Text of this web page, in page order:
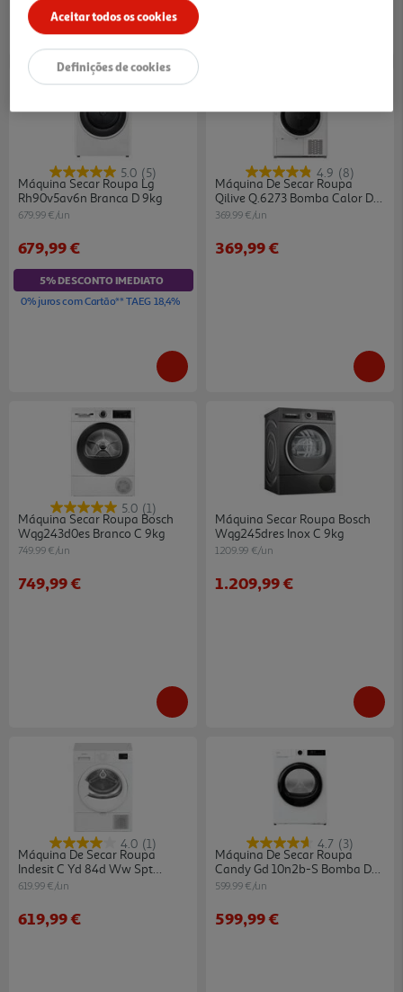
5.0 (5)
Máquina Secar Roupa Lg
Rh90v5av6n Branca D 9kg
679.99 €/un
679,99 €
5% DESCONTO IMEDIATO
0% juros com Cartão** TAEG 18,4%
4.9 (8)
Máquina De Secar Roupa
Qilive Q.6273 Bomba Calor D
8kg
369.99 €/un
369,99 €
5.0 (1)
Máquina Secar Roupa Bosch
Wqg243d0es Branco C 9kg
749.99 €/un
749,99 €
Máquina Secar Roupa Bosch
Wqg245dres Inox C 9kg
1209.99 €/un
1.209,99 €
4.0 (1)
Máquina De Secar Roupa
Indesit C Yd 84d Ww Spt
Bomba De Calor Classe C
619.99 €/un
619,99 €
4.7 (3)
Máquina De Secar Roupa
Candy Gd 10n2b-S Bomba De
Calor D 10kg
599.99 €/un
599,99 €
Aceitar todos os cookies
Definições de cookies